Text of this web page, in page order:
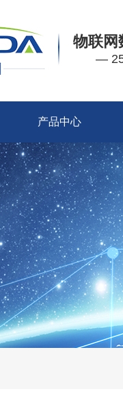
物联网
—
产品中心